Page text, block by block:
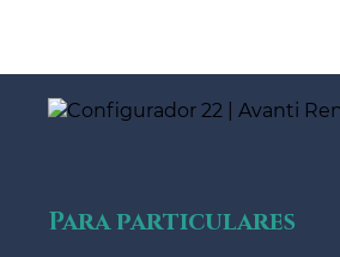
Para particulares